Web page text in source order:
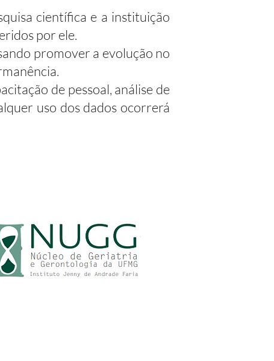
científica e a instituição
por ele.
promover a evolução no
de pessoal, análise de
uso dos dados ocorrerá